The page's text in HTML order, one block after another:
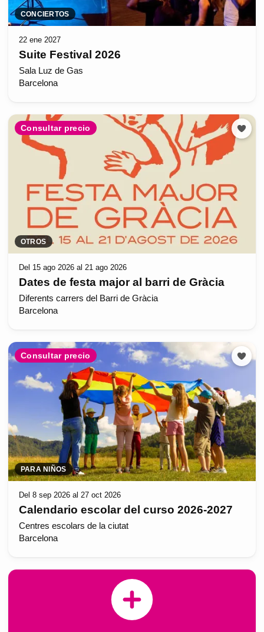
CONCIERTOS
22 ene 2027
Suite Festival 2026
Sala Luz de Gas
Barcelona
Consultar precio
OTROS
Del 15 ago 2026 al 21 ago 2026
Dates de festa major al barri de Gràcia
Diferents carrers del Barri de Gràcia
Barcelona
Consultar precio
PARA NIÑOS
Del 8 sep 2026 al 27 oct 2026
Calendario escolar del curso 2026-2027
Centres escolars de la ciutat
Barcelona